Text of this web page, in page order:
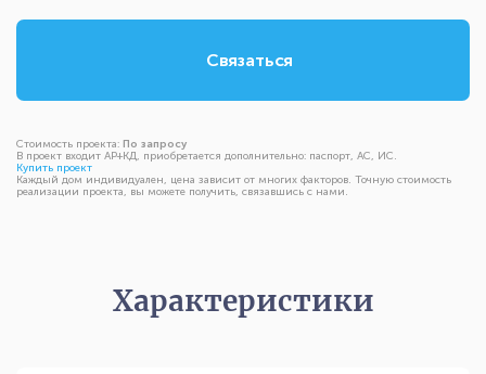
Связаться
Стоимость проекта: По запросу
В проект входит АР+КД, приобретается дополнительно: паспорт, АС, ИС.
Купить проект
Каждый дом индивидуален, цена зависит от многих факторов. Точную стоимость
реализации проекта, вы можете получить, связавшись с нами.
Характеристики